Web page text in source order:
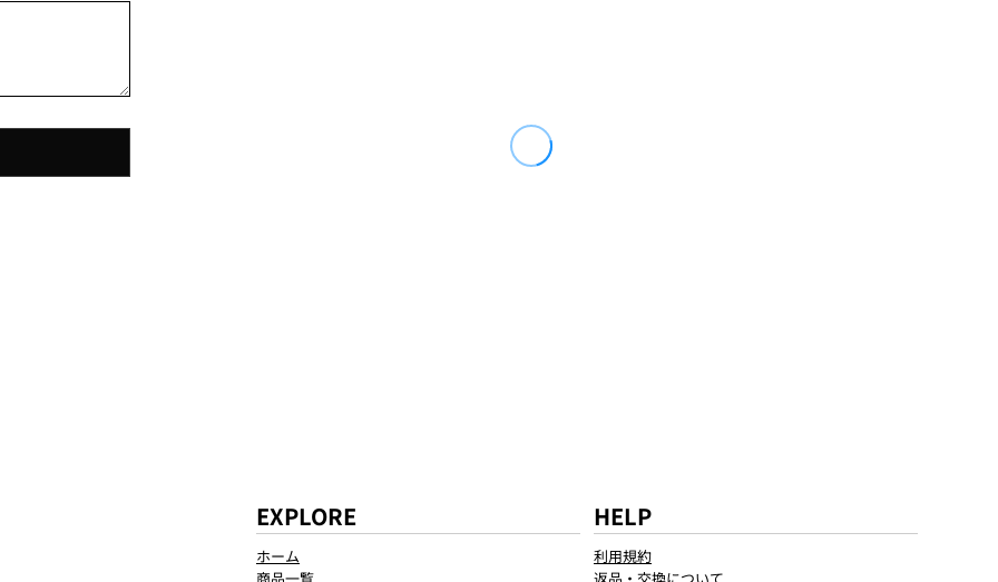
EXPLORE
ホーム
HELP
利用規約